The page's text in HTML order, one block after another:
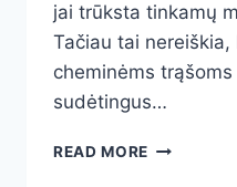
jai trūksta tinkamų
Tačiau tai
cheminėms
sudėtingus…
READ MORE UŽPILKITE